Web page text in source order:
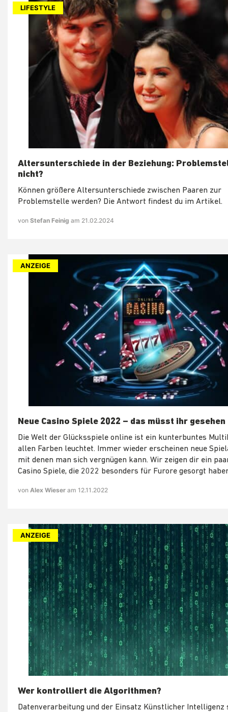
LIFESTYLE
Altersunterschiede in der Beziehung:
nicht?
Können größere Altersunterschiede zwischen Paaren zur
Problemstelle werden? Die Antwort findest du im Artikel.
von Stefan Feinig am 21.02.2024
ANZEIGE
Neue Casino Spiele 2022 – das müsst ihr gesehen
Die Welt der Glücksspiele online ist ein kunterbuntes
allen Farben leuchtet. Immer wieder erscheinen neue
mit denen man sich vergnügen kann. Wir zeigen dir ein
Casino Spiele, die 2022 besonders für Furore gesorgt
von Alex Wieser am 12.11.2022
ANZEIGE
Wer kontrolliert die Algorithmen?
Datenverarbeitung und der Einsatz Künstlicher Intelligenz